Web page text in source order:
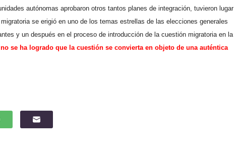
autónomas aprobaron otros tantos planes de integración, tuvieron lugar
se erigió en uno de los temas estrellas de las elecciones generales
y un después en el proceso de introducción de la cuestión migratoria en la
no se ha logrado que la cuestión se convierta en objeto de una auténtica